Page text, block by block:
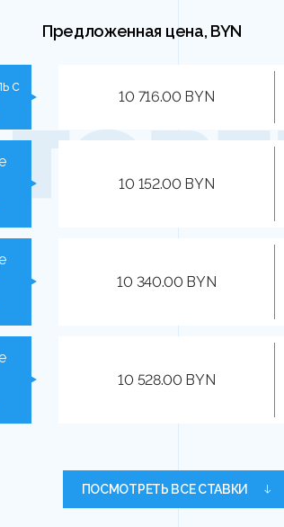
Предложенная цена, BYN
с
10 716.00 BYN
10 152.00 BYN
10 340.00 BYN
10 528.00 BYN
ПОСМОТРЕТЬ ВСЕ СТАВКИ